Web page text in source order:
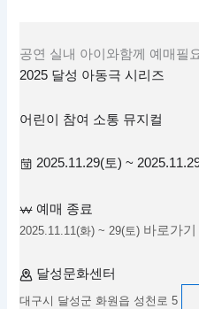
공연 실내 아이와함께 예매필
2025 달성 아동극 시리즈
어린이 참여 소통 뮤지컬
2025.11.29(토) ~
예매 종료
2025.11.11(화) ~ 29(토) 바로가기
달성문화센터
대구시 달성군 화원읍 성천로 5